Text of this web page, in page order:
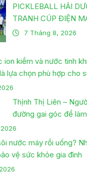
PICKLEBALL HẢI
TRANH CÚP ĐIỆN
7 Tháng 8, 2026
ion kiềm và nước tinh
lựa chọn phù hợp cho
Thịnh Thị Liên –
đường gai góc để
nước máy rồi uống?
vệ sức khỏe gia đình